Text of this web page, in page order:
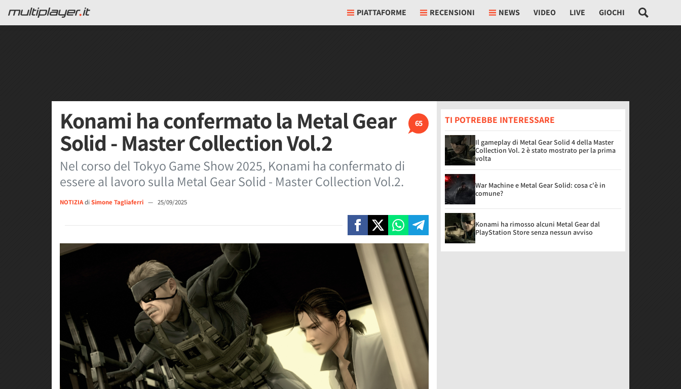
PIATTAFORME RECENSIONI NEWS VIDEO LIVE GIOCHI
65
Konami ha confermato la Metal Gear
Solid - Master Collection Vol.2
Nel corso del Tokyo Game Show 2025, Konami ha confermato di
essere al lavoro sulla Metal Gear Solid - Master Collection Vol.2.
NOTIZIAdi Simone Tagliaferri — 25/09/2025
TI POTREBBE INTERESSARE
Il gameplay di Metal Gear Solid 4 della Master
Collection Vol. 2 è stato mostrato per la prima
volta
War Machine e Metal Gear Solid: cosa c'è in
comune?
Konami ha rimosso alcuni Metal Gear dal
PlayStation Store senza nessun avviso